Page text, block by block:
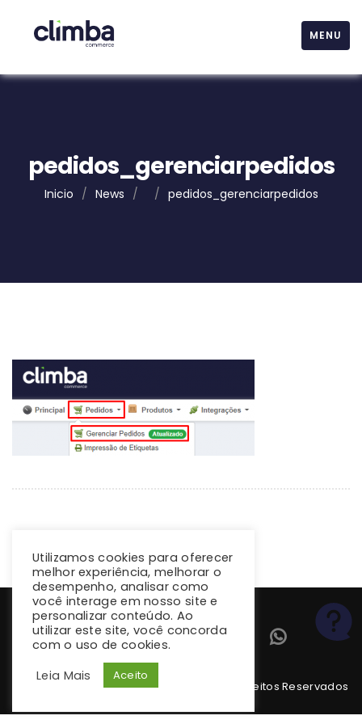
MENU
pedidos_gerenciarpedidos
Inicio / News / / pedidos_gerenciarpedidos
Copyright 2026 climba.com.br. Todos os Direitos Reservados
Utilizamos cookies para oferecer
melhor experiência, melhorar o
desempenho, analisar como
você interage em nosso site e
personalizar conteúdo. Ao
utilizar este site, você concorda
com o uso de cookies.
Leia Mais
Aceito